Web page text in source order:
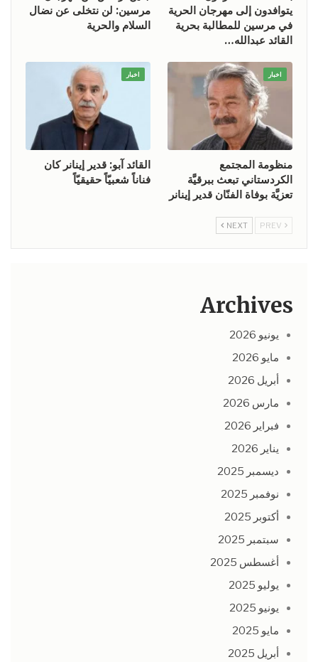
يتوافدون إلى مهرجان الحرية
في مرسين للمطالبة بحرية
القائد عبدالله…
مرسين: لن نتخلى عن نضال
السلام والحرية
اخبار
منظومة المجتمع
الكردستاني تبعث ببرقيَّة
تعزيَّة بوفاة الفنّان قدير إينانر
اخبار
القائد آبو: قدير إينانر كان
فناناً شعبيّاً حقيقيّاً
NEXT
Archives
يونيو 2026
مايو 2026
أبريل 2026
مارس 2026
فبراير 2026
يناير 2026
ديسمبر 2025
نوفمبر 2025
أكتوبر 2025
سبتمبر 2025
أغسطس 2025
يوليو 2025
يونيو 2025
مايو 2025
أبريل 2025